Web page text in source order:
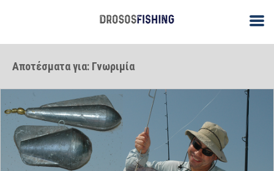
Αποτέσματα για: Γνωριμία